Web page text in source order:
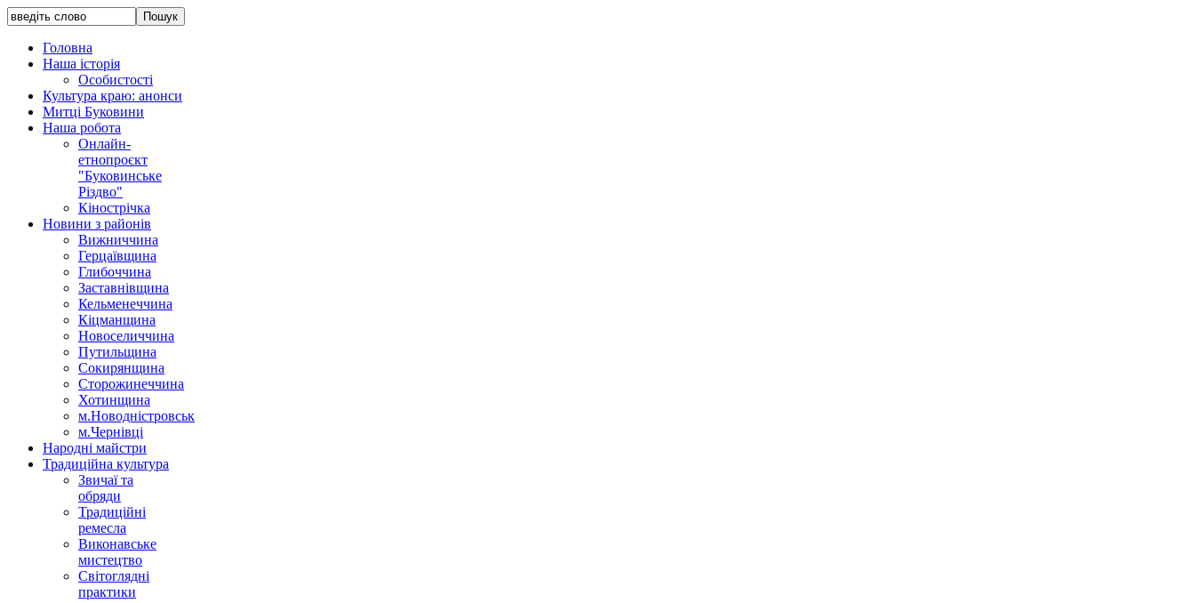
Головна
Наша історія
Особистості
Культура краю: анонси
Митці Буковини
Наша робота
Онлайн-
етнопроєкт
"Буковинське
Різдво"
Кінострічка
Новини з районів
Вижниччина
Герцаївщина
Глибоччина
Заставнівщина
Кельменеччина
Кіцманщина
Новоселиччина
Путильщина
Сокирянщина
Сторожинеччина
Хотинщина
м.Новодністровськ
м.Чернівці
Народні майстри
Традиційна культура
Звичаї та
обряди
Традиційні
ремесла
Виконавське
мистецтво
Світоглядні
практики